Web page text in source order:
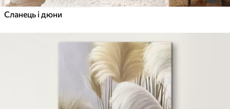
Сланець і дюни